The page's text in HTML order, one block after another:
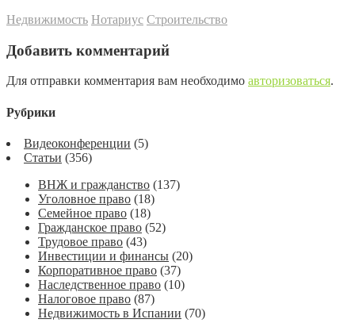
Недвижимость Нотариус Строительство
Добавить комментарий
Для отправки комментария вам необходимо авторизоваться.
Рубрики
Видеоконференции (5)
Статьи (356)
ВНЖ и гражданство (137)
Уголовное право (18)
Семейное право (18)
Гражданское право (52)
Трудовое право (43)
Инвестиции и финансы (20)
Корпоративное право (37)
Наследственное право (10)
Налоговое право (87)
Недвижимость в Испании (70)